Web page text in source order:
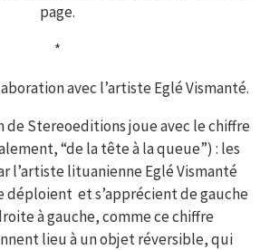
page.
*
avec l’artiste Eglé Vismanté.
de Stereoeditions joue avec le chiffre
“de la tête à la queue”) : les
l’artiste lituanienne Eglé Vismanté
déploient et s’apprécient de gauche
à gauche, comme ce chiffre
lieu à un objet réversible, qui